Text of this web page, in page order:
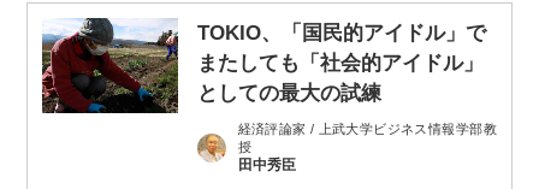
TOKIO、「国民的アイドル」で
またしても「社会的アイドル」
としての最大の試練
経済評論家 / 上武大学ビジネス情報学部教
授
田中秀臣